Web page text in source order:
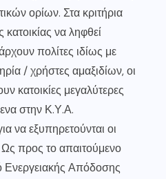
ορίων. Στα κριτήρια
κατοικίας να ληφθεί
πολίτες ιδίως με
/ χρήστες αμαξιδίων, οι
κατοικίες μεγαλύτερες
στην Κ.Υ.Α.
να εξυπηρετούνται οι
προς το απαιτούμενο
Ενεργειακής Απόδοσης